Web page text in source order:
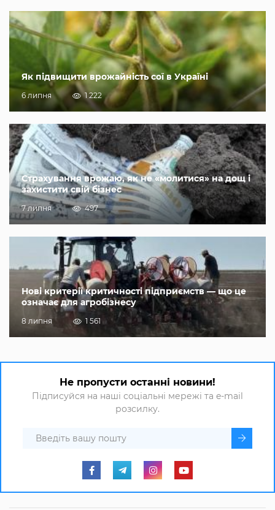
Як підвищити врожайність сої в Україні
6 липня 1 222
Страхування врожаю, як не «молитися» на дощ і
захистити свій бізнес
7 липня 497
Нові критерії критичності підприємств — що це
означає для агробізнесу
8 липня 1 561
Не пропусти останні новини!
Підписуйся на наші соціальні мережі та e-mail
розсилку.